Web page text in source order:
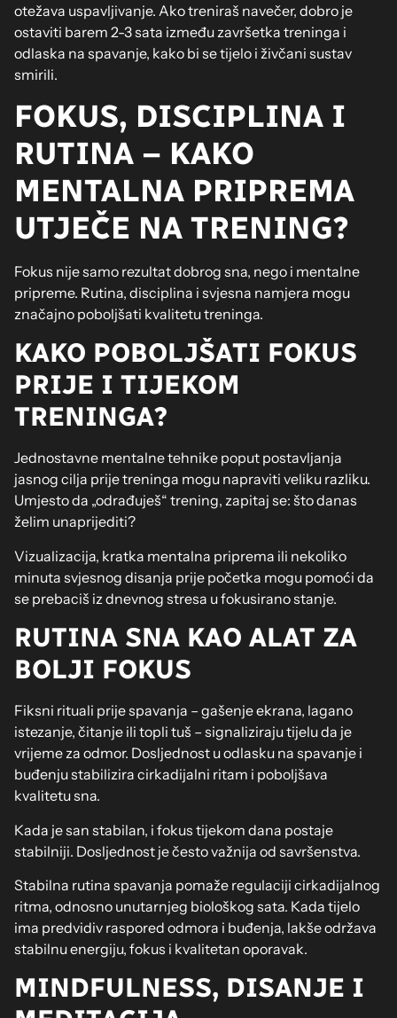
otežava uspavljivanje. Ako treniraš navečer, dobro je
ostaviti barem 2-3 sata između završetka treninga i
odlaska na spavanje, kako bi se tijelo i živčani sustav
smirili.
FOKUS, DISCIPLINA I
RUTINA – KAKO
MENTALNA PRIPREMA
UTJEČE NA TRENING?
Fokus nije samo rezultat dobrog sna, nego i mentalne
pripreme. Rutina, disciplina i svjesna namjera mogu
značajno poboljšati kvalitetu treninga.
KAKO POBOLJŠATI FOKUS
PRIJE I TIJEKOM
TRENINGA?
Jednostavne mentalne tehnike poput postavljanja
jasnog cilja prije treninga mogu napraviti veliku razliku.
Umjesto da „odrađuješ“ trening, zapitaj se: što danas
želim unaprijediti?
Vizualizacija, kratka mentalna priprema ili nekoliko
minuta svjesnog disanja prije početka mogu pomoći da
se prebaciš iz dnevnog stresa u fokusirano stanje.
RUTINA SNA KAO ALAT ZA
BOLJI FOKUS
Fiksni rituali prije spavanja – gašenje ekrana, lagano
istezanje, čitanje ili topli tuš – signaliziraju tijelu da je
vrijeme za odmor. Dosljednost u odlasku na spavanje i
buđenju stabilizira cirkadijalni ritam i poboljšava
kvalitetu sna.
Kada je san stabilan, i fokus tijekom dana postaje
stabilniji. Dosljednost je često važnija od savršenstva.
Stabilna rutina spavanja pomaže regulaciji cirkadijalnog
ritma, odnosno unutarnjeg biološkog sata. Kada tijelo
ima predvidiv raspored odmora i buđenja, lakše održava
stabilnu energiju, fokus i kvalitetan oporavak.
MINDFULNESS, DISANJE I